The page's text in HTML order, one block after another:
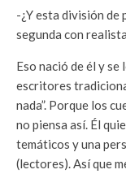
-¿Y esta división
segunda con
Eso nació de él y
escritores
nada”. Porque los
no piensa así. Él
temáticos y una
(lectores). Así que